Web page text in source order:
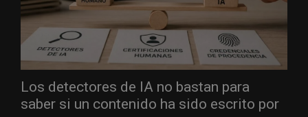
Los detectores de IA no bastan para
saber si un contenido ha sido escrito por